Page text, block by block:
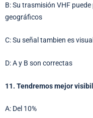
B: Su trasmisión VHF
geográficos
C: Su señal tambien es
D: A y B son correctas
11. Tendremos mejor
A: Del 10%